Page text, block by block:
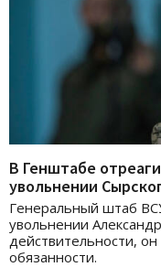
В Генштабе
увольнении
Генеральный штаб
увольнении
действительности,
обязанности.